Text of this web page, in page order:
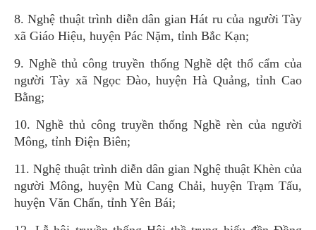
8. Nghệ thuật trình diễn dân gian Hát ru của người Tày
xã Giáo Hiệu, huyện Pác Nặm, tỉnh Bắc Kạn;
9. Nghề thủ công truyền thống Nghề dệt thổ cẩm của
người Tày xã Ngọc Đào, huyện Hà Quảng, tỉnh Cao
Bằng;
10. Nghề thủ công truyền thống Nghề rèn của người
Mông, tỉnh Điện Biên;
11. Nghệ thuật trình diễn dân gian Nghệ thuật Khèn của
người Mông, huyện Mù Cang Chải, huyện Trạm Tấu,
huyện Văn Chấn, tỉnh Yên Bái;